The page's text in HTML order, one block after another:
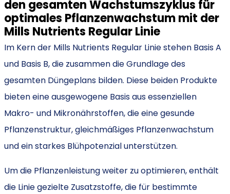
den gesamten Wachstumszyklus für
optimales Pflanzenwachstum mit der
Mills Nutrients Regular Linie
Im Kern der Mills Nutrients Regular Linie stehen Basis A
und Basis B, die zusammen die Grundlage des
gesamten Düngeplans bilden. Diese beiden Produkte
bieten eine ausgewogene Basis aus essenziellen
Makro- und Mikronährstoffen, die eine gesunde
Pflanzenstruktur, gleichmäßiges Pflanzenwachstum
und ein starkes Blühpotenzial unterstützen.
Um die Pflanzenleistung weiter zu optimieren, enthält
die Linie gezielte Zusatzstoffe, die für bestimmte